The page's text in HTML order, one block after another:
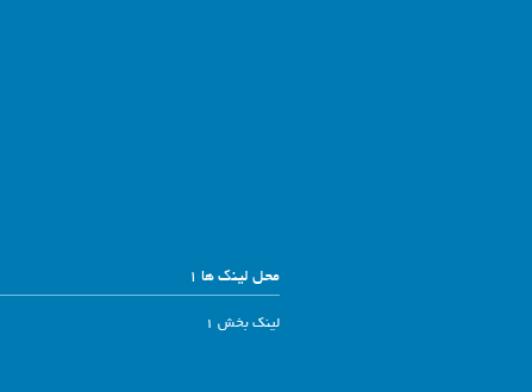
محل لینک ها 1
لینک بخش 1